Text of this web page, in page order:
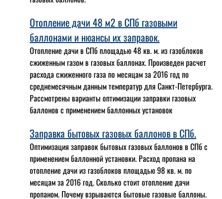
Отопление дачи 48 м2 в СПб газовыми
баллонами и нюансы их заправок.
Отопление дачи в СПб площадью 48 кв. м. из газоблоков
сжиженным газом в газовых баллонах. Произведен расчет
расхода сжиженного газа по месяцам за 2016 год по
среднемесячным данным температур для Санкт-Петербурга.
Рассмотрены варианты оптимизации заправки газовых
баллонов с применением баллонных установок
Заправка бытовых газовых баллонов в СПб.
Оптимизация заправок бытовых газовых баллонов в СПб с
применением баллонной установки. Расход пропана на
отопление дачи из газоблоков площадью 98 кв. м. по
месяцам за 2016 год. Сколько стоит отопление дачи
пропаном. Почему взрываются бытовые газовые баллоны.